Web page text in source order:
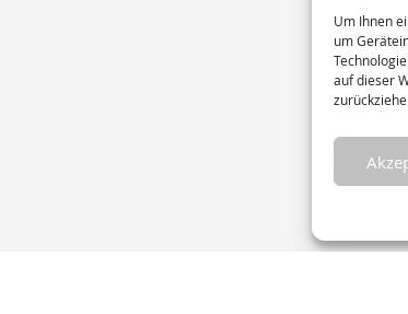
Um Ihnen
um
auf dieser